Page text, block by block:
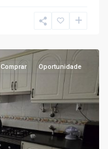
Comprar Oportunidade